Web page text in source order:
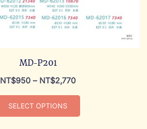
MD-P201
NT$950 – NT$2,770
SELECT OPTIONS